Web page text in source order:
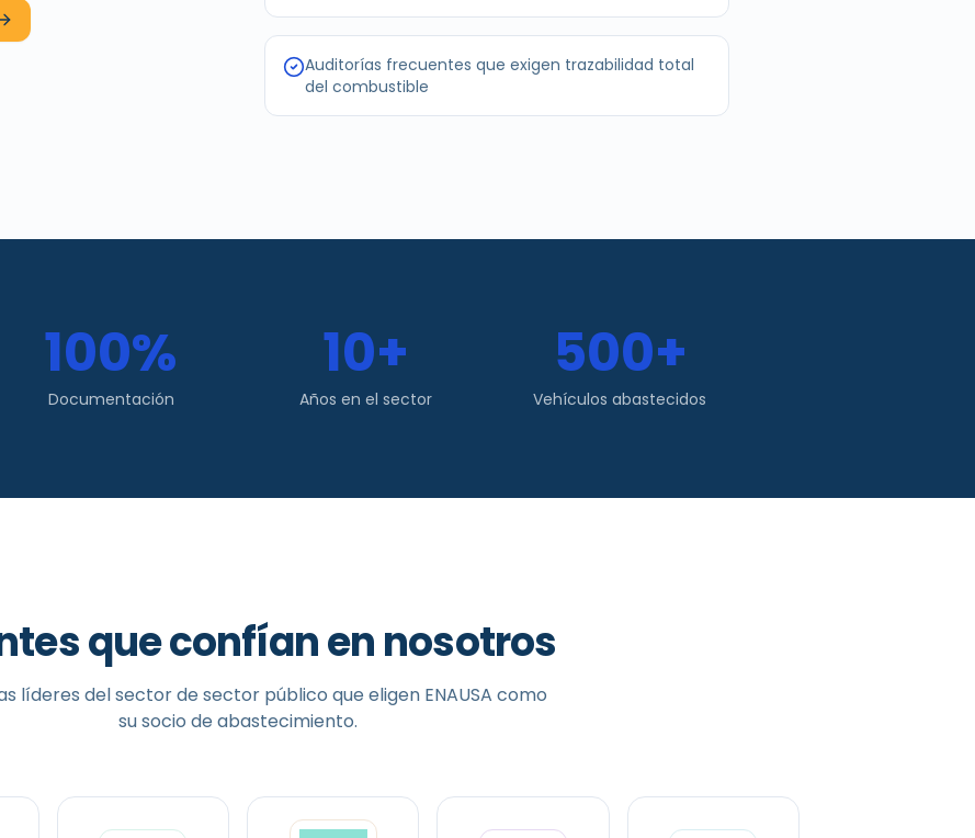
Auditorías frecuentes que exigen trazabilidad total
del combustible
100%
Documentación
10+
Años en el sector
500+
Vehículos abastecidos
que confían en nosotros
líderes del sector de sector público que eligen ENAUSA como
su socio de abastecimiento.